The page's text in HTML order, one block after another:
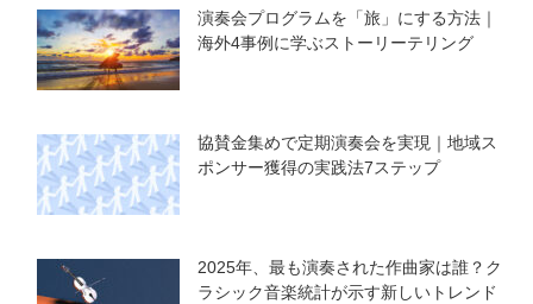
演奏会プログラムを「旅」にする方法｜
海外4事例に学ぶストーリーテリング
協賛金集めで定期演奏会を実現｜地域ス
ポンサー獲得の実践法7ステップ
2025年、最も演奏された作曲家は誰？ク
ラシック音楽統計が示す新しいトレンド